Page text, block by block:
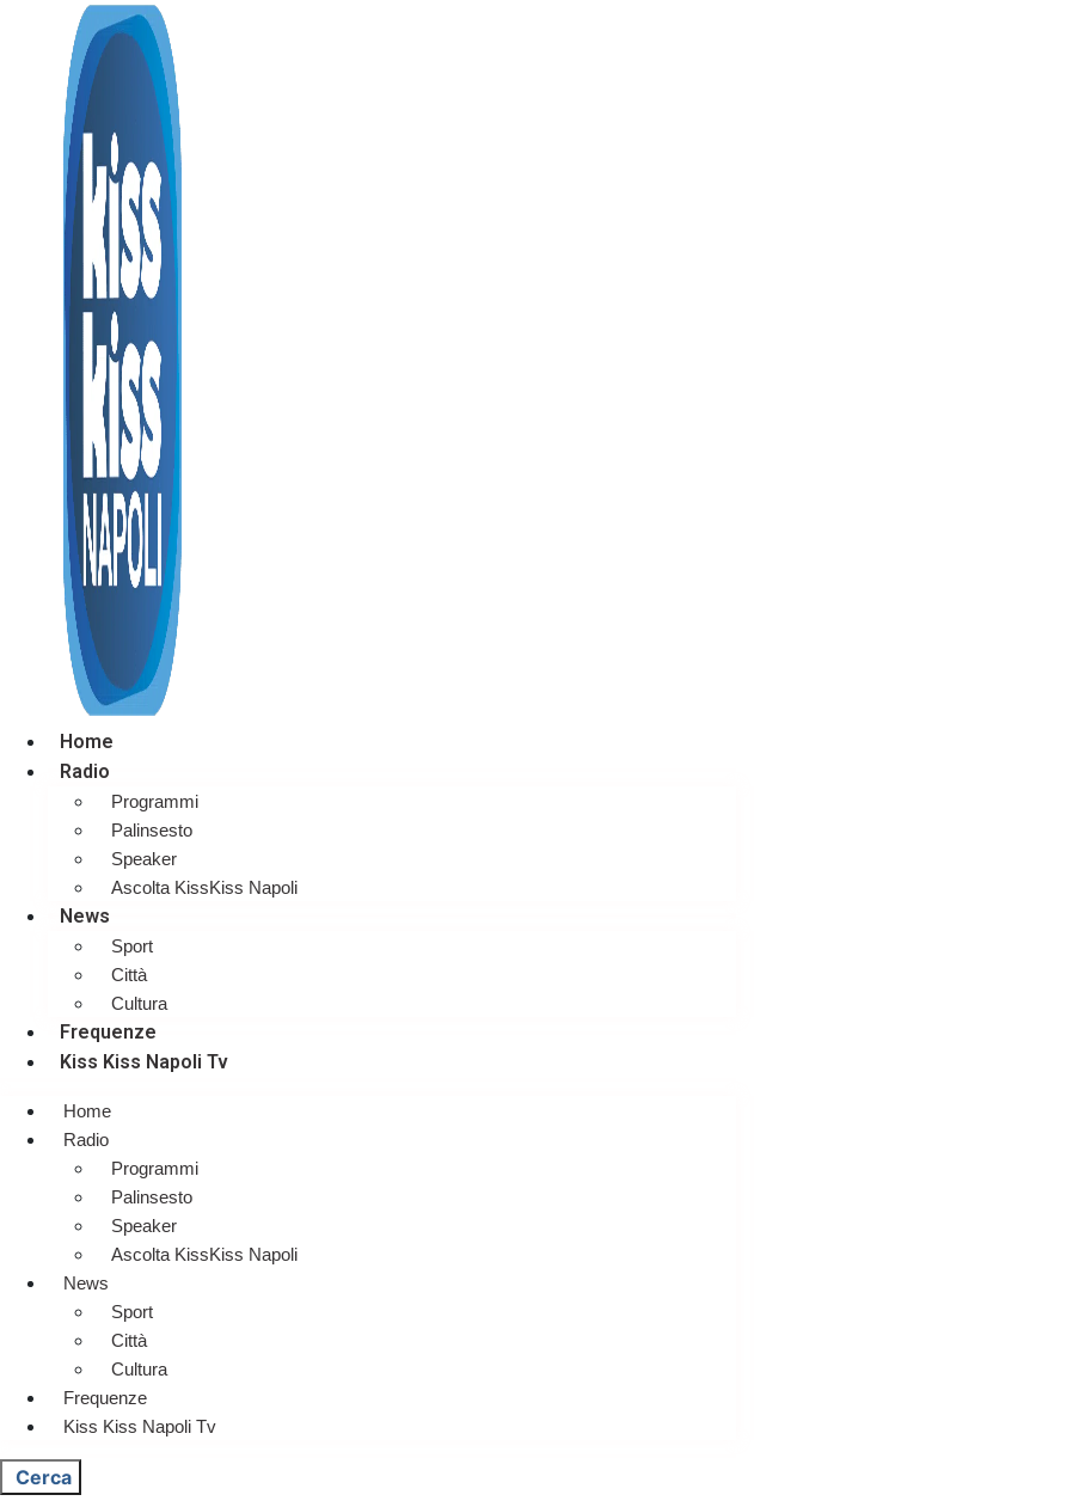
Home
Radio
Programmi
Palinsesto
Speaker
Ascolta KissKiss Napoli
News
Sport
Città
Cultura
Frequenze
Kiss Kiss Napoli Tv
Home
Radio
Programmi
Palinsesto
Speaker
Ascolta KissKiss Napoli
News
Sport
Città
Cultura
Frequenze
Kiss Kiss Napoli Tv
Cerca